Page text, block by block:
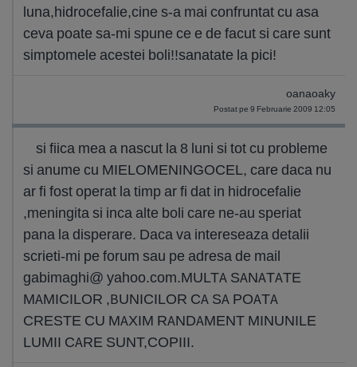
luna,hidrocefalie,cine s-a mai confruntat cu asa
ceva poate sa-mi spune ce e de facut si care sunt
simptomele acestei boli!!sanatate la pici!
oanaoaky
Postat pe 9 Februarie 2009 12:05
si fiica mea a nascut la 8 luni si tot cu probleme
si anume cu MIELOMENINGOCEL, care daca nu
ar fi fost operat la timp ar fi dat in hidrocefalie
,meningita si inca alte boli care ne-au speriat
pana la disperare. Daca va intereseaza detalii
scrieti-mi pe forum sau pe adresa de mail
gabimaghi@ yahoo.com.MULTA SANATATE
MAMICILOR ,BUNICILOR CA SA POATA
CRESTE CU MAXIM RANDAMENT MINUNILE
LUMII CARE SUNT,COPIII.